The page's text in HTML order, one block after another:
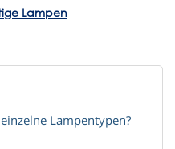
Lampen
Lampentypen?